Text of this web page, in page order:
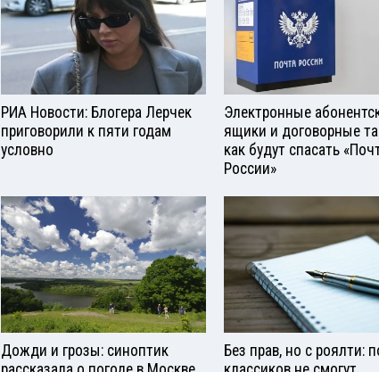
РИА Новости: Блогера Лерчек
приговорили к пяти годам
условно
Электронные
ящики и договорные
как будут спасать
России»
Дожди и грозы: синоптик
Без прав, но с роялти: